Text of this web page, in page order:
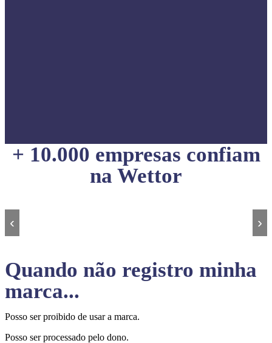
+ 10.000 empresas confiam
na Wettor
‹ ›
Quando não registro minha
marca...
Posso ser proibido de usar a marca.
Posso ser processado pelo dono.